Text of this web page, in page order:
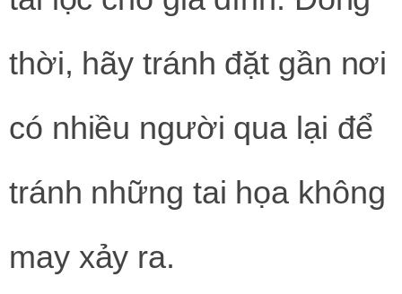
thời, hãy tránh đặt gần nơi
có nhiều người qua lại để
tránh những tai họa không
may xảy ra.